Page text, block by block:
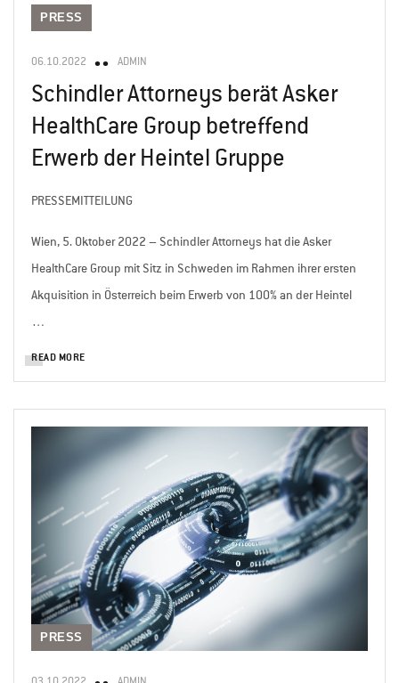
PRESS
06.10.2022 ADMIN
Schindler Attorneys berät Asker
HealthCare Group betreffend
Erwerb der Heintel Gruppe
PRESSEMITTEILUNG
Wien, 5. Oktober 2022 – Schindler Attorneys hat die Asker
HealthCare Group mit Sitz in Schweden im Rahmen ihrer ersten
Akquisition in Österreich beim Erwerb von 100% an der Heintel
…
READ MORE
PRESS